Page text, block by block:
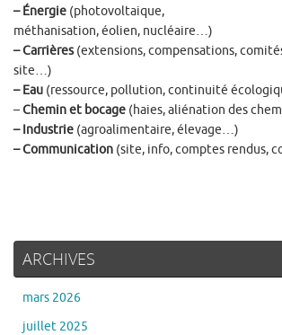
– Énergie (photovoltaique,
méthanisation, éolien, nucléaire…)
– Carrières(extensions, compensations,
site…)
– Eau (ressource, pollution, continuité
–Chemin et bocage (haies, aliénation des
– Industrie (agroalimentaire, élevage…)
– Communication (site, info, comptes rendus,
ARCHIVES
mars 2026
juillet 2025